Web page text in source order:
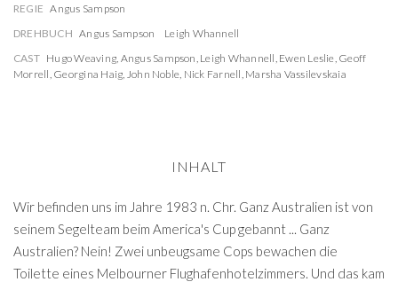
REGIE Angus Sampson
DREHBUCH Angus Sampson
Leigh Whannell
CAST Hugo Weaving, Angus Sampson, Leigh Whannell, Ewen Leslie, Geoff
Morrell, Georgina Haig, John Noble, Nick Farnell, Marsha Vassilevskaia
INHALT
Wir befinden uns im Jahre 1983 n. Chr. Ganz Australien ist von
seinem Segelteam beim America's Cup gebannt ... Ganz
Australien? Nein! Zwei unbeugsame Cops bewachen die
Toilette eines Melbourner Flughafenhotelzimmers. Und das kam